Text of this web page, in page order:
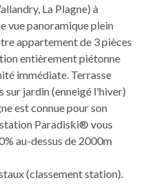
La Plagne) à
vue panoramique plein
appartement de 3 pièces
entièrement piétonne
immédiate. Terrasse
sur jardin (enneigé l'hiver)
est connue pour son
Paradiski® vous
au-dessus de 2000m
(classement station).